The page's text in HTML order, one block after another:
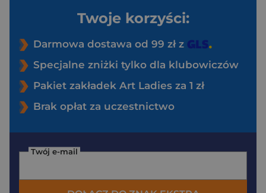
Twoje korzyści:
Darmowa dostawa od 99 zł z
Specjalne zniżki tylko dla klubowiczów
Pakiet zakładek Art Ladies za 1 zł
Brak opłat za uczestnictwo
Twój e-mail